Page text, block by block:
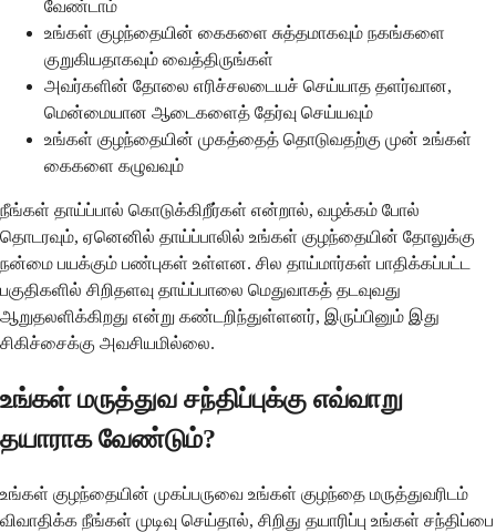
வேண்டாம்
உங்கள் குழந்தையின் கைகளை சுத்தமாகவும் நகங்களை
குறுகியதாகவும் வைத்திருங்கள்
அவர்களின் தோலை எரிச்சலடையச் செய்யாத தளர்வான,
மென்மையான ஆடைகளைத் தேர்வு செய்யவும்
உங்கள் குழந்தையின் முகத்தைத் தொடுவதற்கு முன் உங்கள்
கைகளை கழுவவும்
நீங்கள் தாய்ப்பால் கொடுக்கிறீர்கள் என்றால், வழக்கம் போல்
தொடரவும், ஏனெனில் தாய்ப்பாலில் உங்கள் குழந்தையின் தோலுக்கு
நன்மை பயக்கும் பண்புகள் உள்ளன. சில தாய்மார்கள் பாதிக்கப்பட்ட
பகுதிகளில் சிறிதளவு தாய்ப்பாலை மெதுவாகத் தடவுவது
ஆறுதலளிக்கிறது என்று கண்டறிந்துள்ளனர், இருப்பினும் இது
சிகிச்சைக்கு அவசியமில்லை.
உங்கள் மருத்துவ சந்திப்புக்கு எவ்வாறு
தயாராக வேண்டும்?
உங்கள் குழந்தையின் முகப்பருவை உங்கள் குழந்தை மருத்துவரிடம்
விவாதிக்க நீங்கள் முடிவு செய்தால், சிறிது தயாரிப்பு உங்கள் சந்திப்பை